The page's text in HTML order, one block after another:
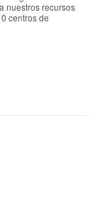
nuestros recursos
centros de